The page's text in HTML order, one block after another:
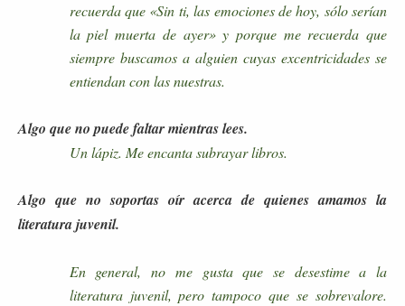
recuerda que «Sin ti, las emociones de hoy, sólo serían
la piel muerta de ayer» y porque me recuerda que
siempre buscamos a alguien cuyas excentricidades se
entiendan con las nuestras.
Algo que no puede faltar mientras lees.
Un lápiz. Me encanta subrayar libros.
Algo que no soportas oír acerca de quienes amamos la
literatura juvenil.
En general, no me gusta que se desestime a la
literatura juvenil, pero tampoco que se sobrevalore.